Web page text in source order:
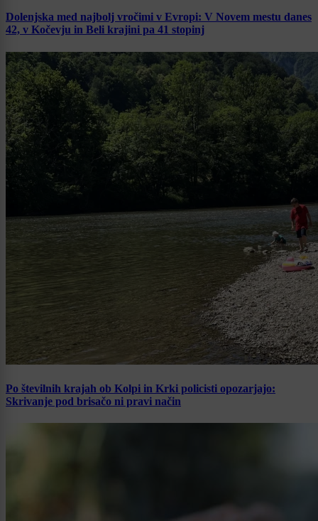
Dolenjska med najbolj vročimi v Evropi: V Novem mestu danes
42, v Kočevju in Beli krajini pa 41 stopinj
Po številnih krajah ob Kolpi in Krki policisti opozarjajo:
Skrivanje pod brisačo ni pravi način